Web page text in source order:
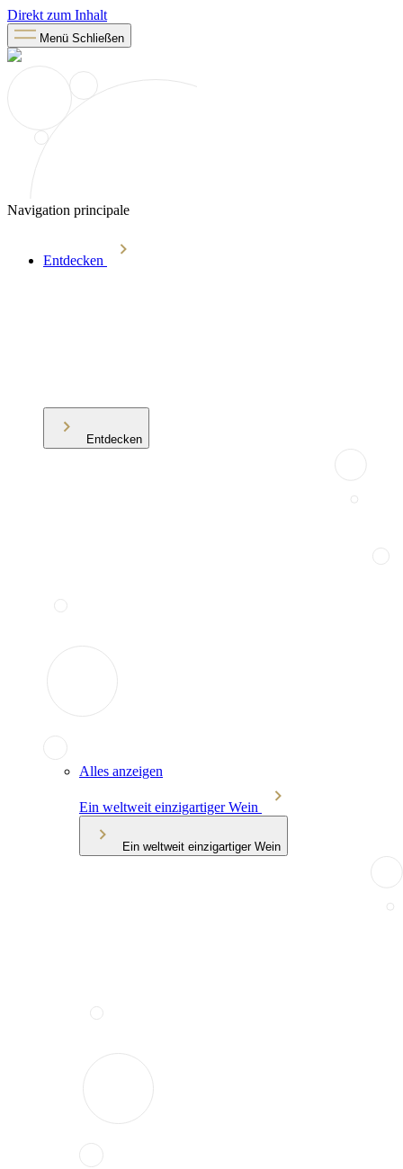
Direkt zum Inhalt
Menü Schließen
Navigation principale
Entdecken
Entdecken
Alles anzeigen
Ein weltweit einzigartiger Wein
Ein weltweit einzigartiger Wein